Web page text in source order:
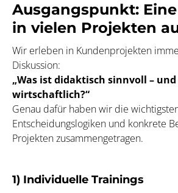
Ausgangspunkt:
in vielen Projekten
Wir erleben in Kundenprojekten
Diskussion:
„Was ist didaktisch sinnvoll –
wirtschaftlich?“
Genau dafür haben wir die
Entscheidungslogiken und konkrete
Projekten zusammengetragen.
1) Individuelle Trainings